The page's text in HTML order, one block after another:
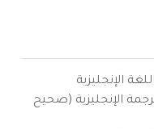
الإنجليزية
الإنجليزية (صحيح